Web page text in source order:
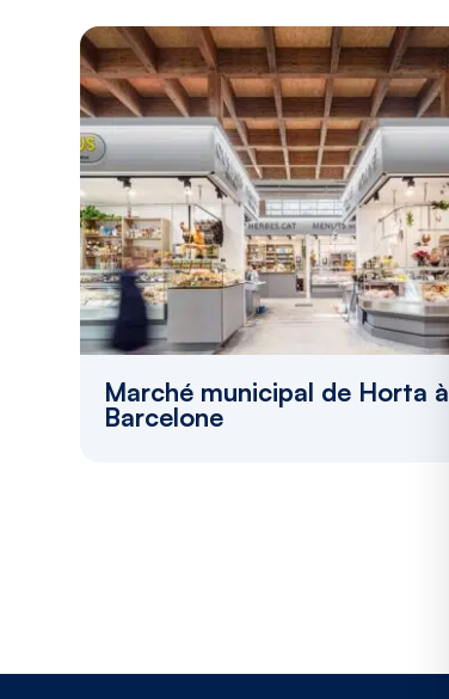
Marché municipal de Horta à
Barcelone